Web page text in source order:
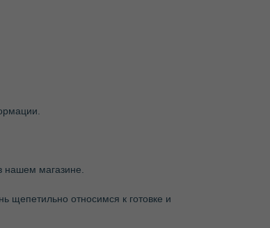
нашем магазине.
щепетильно относимся к готовке и